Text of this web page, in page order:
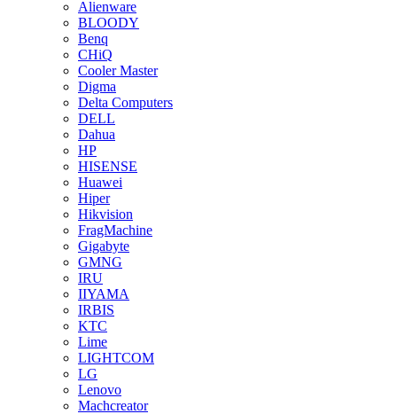
Alienware
BLOODY
Benq
CHiQ
Cooler Master
Digma
Delta Computers
DELL
Dahua
HP
HISENSE
Huawei
Hiper
Hikvision
FragMachine
Gigabyte
GMNG
IRU
IIYAMA
IRBIS
KTC
Lime
LIGHTCOM
LG
Lenovo
Machcreator